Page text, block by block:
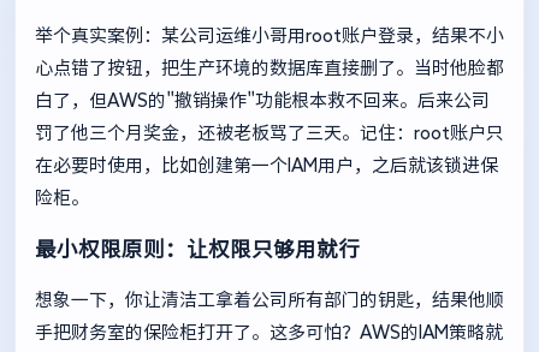
举个真实案例：某公司运维小哥用root账户登录，结果不小
心点错了按钮，把生产环境的数据库直接删了。当时他脸都
白了，但AWS的"撤销操作"功能根本救不回来。后来公司
罚了他三个月奖金，还被老板骂了三天。记住：root账户只
在必要时使用，比如创建第一个IAM用户，之后就该锁进保
险柜。
最小权限原则：让权限只够用就行
想象一下，你让清洁工拿着公司所有部门的钥匙，结果他顺
手把财务室的保险柜打开了。这多可怕？AWS的IAM策略就